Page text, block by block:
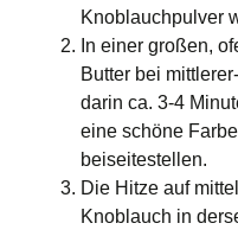
Knoblauchpulver
In einer großen,
Butter bei
darin ca. 3-4
eine schöne
beiseitestellen.
Die Hitze auf
Knoblauch in